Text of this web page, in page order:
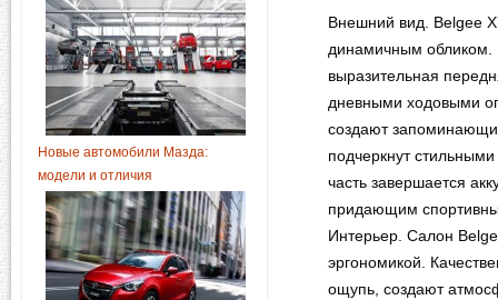
Новые автомобили Мазда:
модели и отличия
Внешний вид. Belgee
динамичным обликом.
выразительная
дневными ходовыми
создают
подчеркнут
часть завершается
придающим
Интерьер. Салон
эргономикой.
ощупь, создают